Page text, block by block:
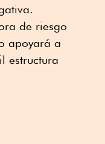
de riesgo
apoyará a
estructura